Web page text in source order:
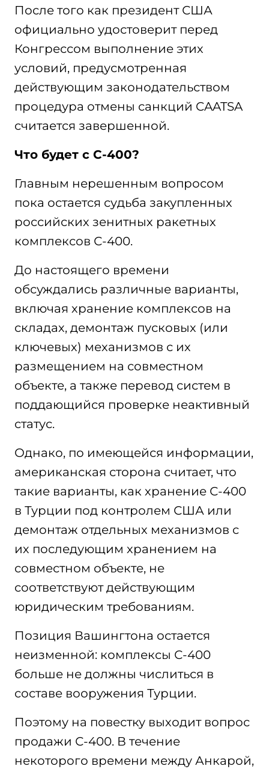
После того как президент США
официально удостоверит перед
Конгрессом выполнение этих
условий, предусмотренная
действующим законодательством
процедура отмены санкций CAATSA
считается завершенной.
Что будет с С-400?
Главным нерешенным вопросом
пока остается судьба закупленных
российских зенитных ракетных
комплексов С-400.
До настоящего времени
обсуждались различные варианты,
включая хранение комплексов на
складах, демонтаж пусковых (или
ключевых) механизмов с их
размещением на совместном
объекте, а также перевод систем в
поддающийся проверке неактивный
статус.
Однако, по имеющейся информации,
американская сторона считает, что
такие варианты, как хранение С-400
в Турции под контролем США или
демонтаж отдельных механизмов с
их последующим хранением на
совместном объекте, не
соответствуют действующим
юридическим требованиям.
Позиция Вашингтона остается
неизменной: комплексы С-400
больше не должны числиться в
составе вооружения Турции.
Поэтому на повестку выходит вопрос
продажи С-400. В течение
некоторого времени между Анкарой,